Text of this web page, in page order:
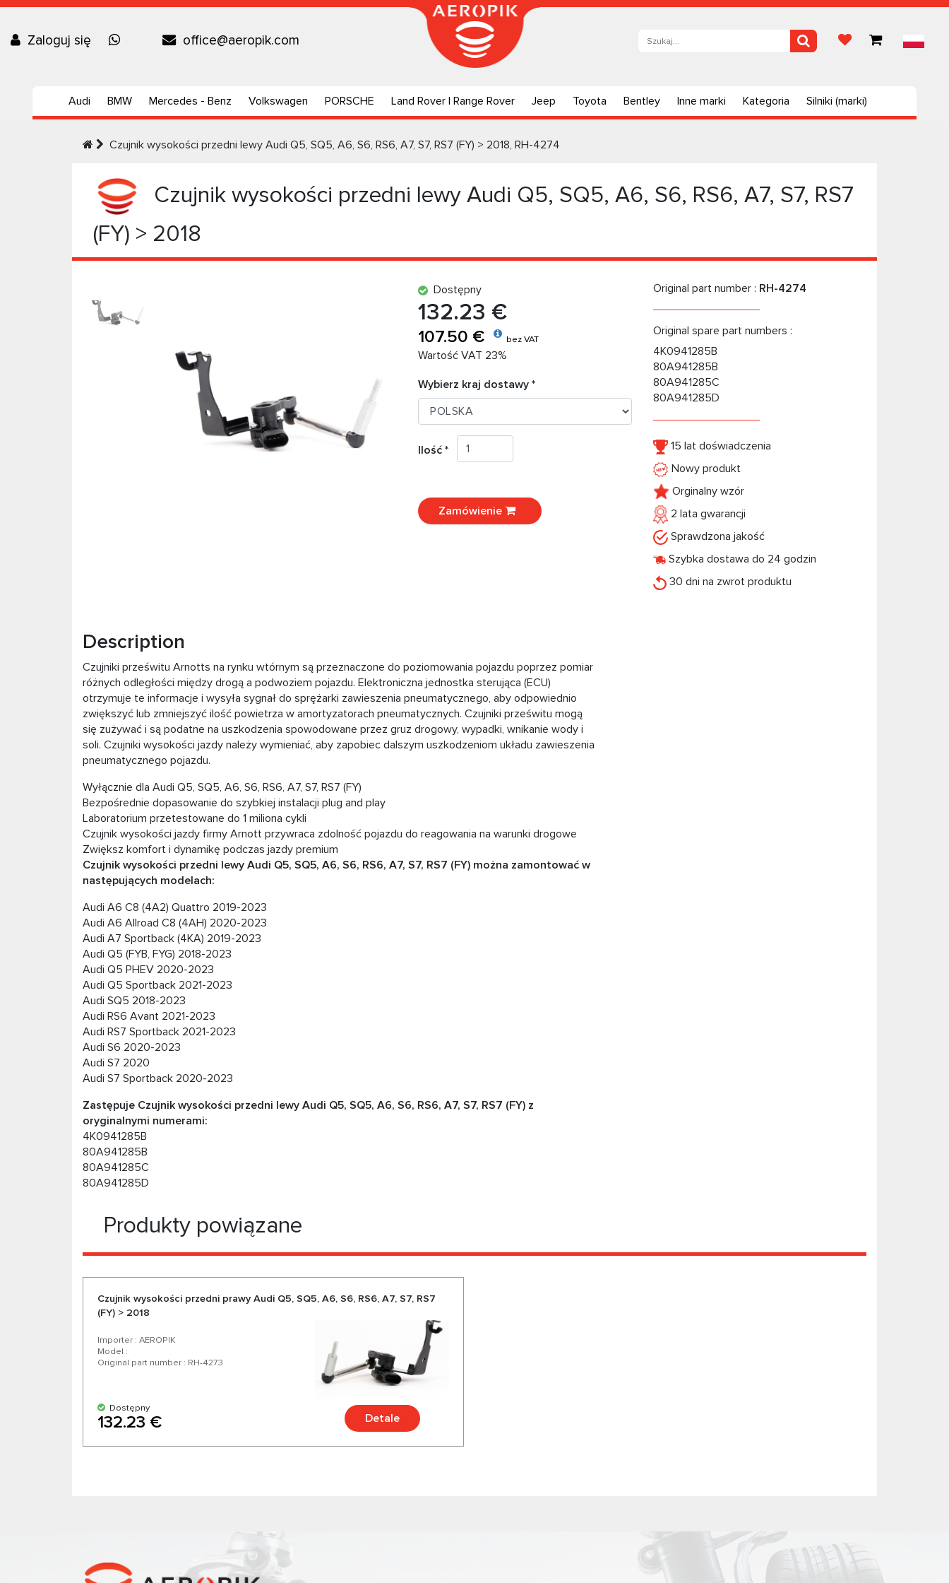
Zaloguj się office@aeropik.com
Audi BMW Mercedes - Benz Volkswagen PORSCHE Land Rover | Range Rover Jeep Toyota Bentley Inne marki Kategoria Silniki (marki)
Czujnik wysokości przedni lewy Audi Q5, SQ5, A6, S6, RS6, A7, S7, RS7 (FY) > 2018, RH-4274
Czujnik wysokości przedni lewy Audi Q5, SQ5, A6, S6, RS6, A7, S7, RS7
(FY) > 2018
Dostępny
132.23 €
107.50 € bez VAT
Wartość VAT 23%
Wybierz kraj dostawy *
Ilość *
Zamówienie
Original part number : RH-4274
Original spare part numbers :
4K0941285B
80A941285B
80A941285C
80A941285D
15 lat doświadczenia
Nowy produkt
Orginalny wzór
2 lata gwarancji
Sprawdzona jakość
Szybka dostawa do 24 godzin
30 dni na zwrot produktu
Description
Czujniki prześwitu Arnotts na rynku wtórnym są przeznaczone do poziomowania pojazdu poprzez pomiar
różnych odległości między drogą a podwoziem pojazdu. Elektroniczna jednostka sterująca (ECU)
otrzymuje te informacje i wysyła sygnał do sprężarki zawieszenia pneumatycznego, aby odpowiednio
zwiększyć lub zmniejszyć ilość powietrza w amortyzatorach pneumatycznych. Czujniki prześwitu mogą
się zużywać i są podatne na uszkodzenia spowodowane przez gruz drogowy, wypadki, wnikanie wody i
soli. Czujniki wysokości jazdy należy wymieniać, aby zapobiec dalszym uszkodzeniom układu zawieszenia
pneumatycznego pojazdu.
Wyłącznie dla Audi Q5, SQ5, A6, S6, RS6, A7, S7, RS7 (FY)
Bezpośrednie dopasowanie do szybkiej instalacji plug and play
Laboratorium przetestowane do 1 miliona cykli
Czujnik wysokości jazdy firmy Arnott przywraca zdolność pojazdu do reagowania na warunki drogowe
Zwiększ komfort i dynamikę podczas jazdy premium
Czujnik wysokości przedni lewy Audi Q5, SQ5, A6, S6, RS6, A7, S7, RS7 (FY) można zamontować w
następujących modelach:
Audi A6 C8 (4A2) Quattro 2019-2023
Audi A6 Allroad C8 (4AH) 2020-2023
Audi A7 Sportback (4KA) 2019-2023
Audi Q5 (FYB, FYG) 2018-2023
Audi Q5 PHEV 2020-2023
Audi Q5 Sportback 2021-2023
Audi SQ5 2018-2023
Audi RS6 Avant 2021-2023
Audi RS7 Sportback 2021-2023
Audi S6 2020-2023
Audi S7 2020
Audi S7 Sportback 2020-2023
Zastępuje Czujnik wysokości przedni lewy Audi Q5, SQ5, A6, S6, RS6, A7, S7, RS7 (FY) z
oryginalnymi numerami:
4K0941285B
80A941285B
80A941285C
80A941285D
Produkty powiązane
Czujnik wysokości przedni prawy Audi Q5, SQ5, A6, S6, RS6, A7, S7, RS7
(FY) > 2018
Importer : AEROPIK
Model :
Original part number : RH-4273
Dostępny
132.23 € Detale